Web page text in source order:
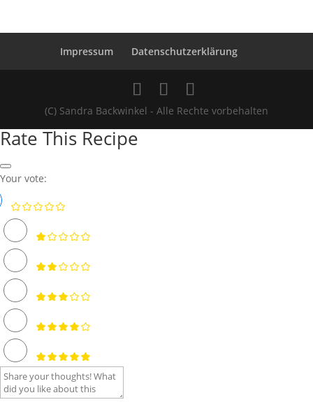
Impressum Datenschutzerklärung
(C) Sandra Backwinkel - Alle Rechte vorbehalten
Rate This Recipe
Your vote: